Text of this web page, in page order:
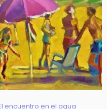
encuentro en el agua